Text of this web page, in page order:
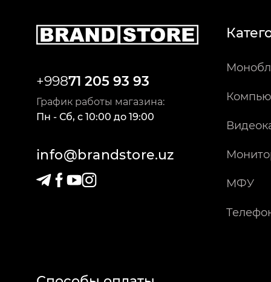
+99871 205 93 93
График работы магазина:
Пн - Сб, c 10:00 до 19:00
info@brandstore.uz
МФУ